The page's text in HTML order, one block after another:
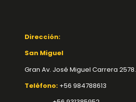
Dirección:
San Miguel
Gran Av. José Miguel Carrera 2578.
Teléfono: +56 984788613